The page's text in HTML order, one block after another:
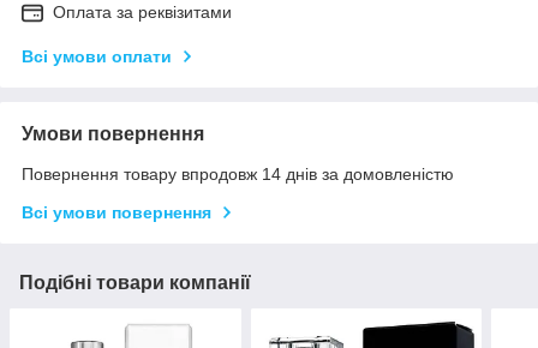
Оплата за реквізитами
Всі умови оплати
Умови повернення
Повернення товару впродовж 14 днів за домовленістю
Всі умови повернення
Подібні товари компанії